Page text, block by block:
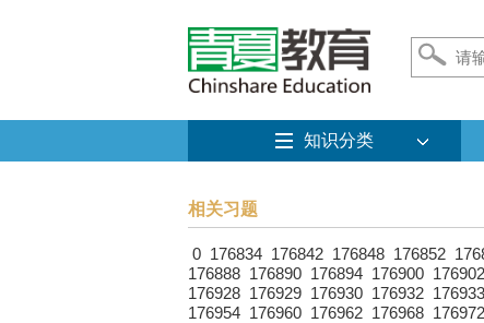
知识分类
相关习题
0 176834 176842 176848 176852
176888 176890 176894 176900 176902
176928 176929 176930 176932 176933
176954 176960 176962 176968 176972